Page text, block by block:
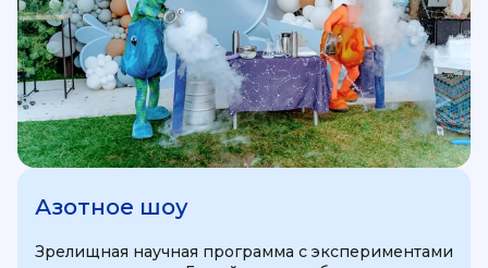
Азотное шоу
Зрелищная научная программа с экспериментами